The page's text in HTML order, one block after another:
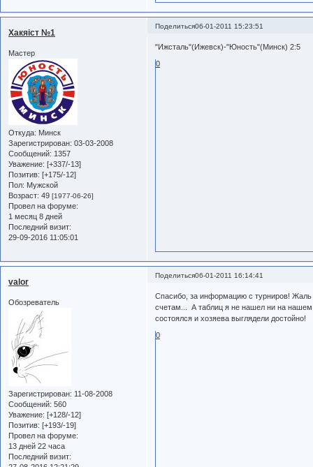
Поделиться06-01-2011 15:23:51
Хакяiст №1
Мастер
Откуда: Минск
Зарегистрирован: 03-03-2008
Сообщений: 1357
Уважение: [+337/-13]
Позитив: [+175/-12]
Пол: Мужской
Возраст: 49 [1977-06-26]
Провел на форуме:
1 месяц 8 дней
Последний визит:
29-09-2016 11:05:01
"Ижсталь"(Ижевск)-"Юность"(Минск) 2:5
0
Поделиться06-01-2011 16:14:41
valor
Обозреватель
Зарегистрирован: 11-08-2008
Сообщений: 560
Уважение: [+128/-12]
Позитив: [+193/-19]
Провел на форуме:
13 дней 22 часа
Последний визит:
Спасибо, за информацию с турниров! Жаль
счетам... А таблиц я не нашел ни на
состоялся и хозяева выглядели достойно!
0